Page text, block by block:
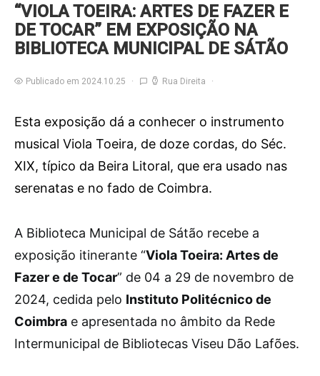
“VIOLA TOEIRA: ARTES DE FAZER E
DE TOCAR” EM EXPOSIÇÃO NA
BIBLIOTECA MUNICIPAL DE SÁTÃO
Publicado em 2024.10.25 Rua Direita
Esta exposição dá a conhecer o instrumento
musical Viola Toeira, de doze cordas, do Séc.
XIX, típico da Beira Litoral, que era usado nas
serenatas e no fado de Coimbra.
A Biblioteca Municipal de Sátão recebe a
exposição itinerante “Viola Toeira: Artes de
Fazer e de Tocar” de 04 a 29 de novembro de
2024, cedida pelo Instituto Politécnico de
Coimbra e apresentada no âmbito da Rede
Intermunicipal de Bibliotecas Viseu Dão Lafões.